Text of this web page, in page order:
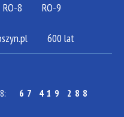
RO-8 RO-9
600 lat
67 419 288